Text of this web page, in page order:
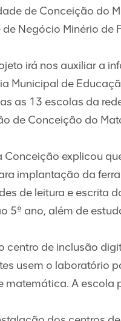
de Conceição do
Negócio Minério de
irá nos auxiliar a
Municipal de
as 13 escolas da
de Conceição do
Conceição explicou
implantação da
de leitura e escrita
5º ano, além de
centro de inclusão
usem o laboratório
matemática. A escola